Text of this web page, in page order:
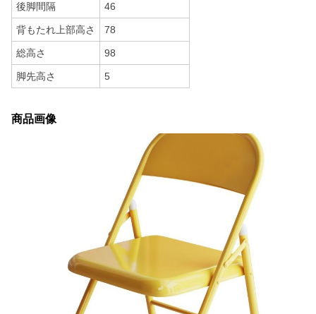
後脚間隔 46
背もたれ上部高さ 78
総高さ 98
脚先高さ 5
商品画像